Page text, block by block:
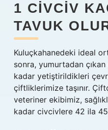
1 CIVCIV
TAVUK
Kuluçkahanedeki ideal
sonra, yumurtadan
kadar yetiştirildikleri
çiftliklerimize taşınır.
veteriner ekibimiz,
kadar civcivlere 42 ila